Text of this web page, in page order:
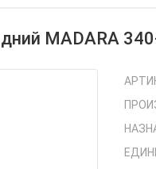
MADARA